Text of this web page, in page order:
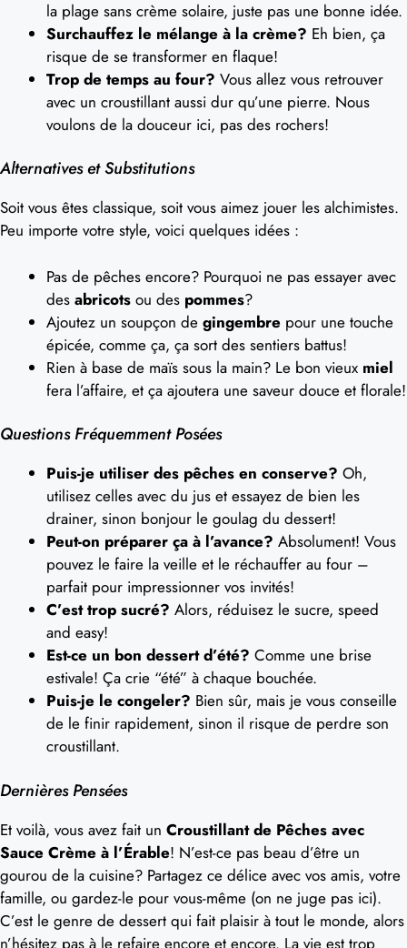
la plage sans crème solaire, juste pas une bonne idée.
Surchauffez le mélange à la crème? Eh bien, ça
risque de se transformer en flaque!
Trop de temps au four? Vous allez vous retrouver
avec un croustillant aussi dur qu’une pierre. Nous
voulons de la douceur ici, pas des rochers!
Alternatives et Substitutions
Soit vous êtes classique, soit vous aimez jouer les alchimistes.
Peu importe votre style, voici quelques idées :
Pas de pêches encore? Pourquoi ne pas essayer avec
des abricots ou des pommes?
Ajoutez un soupçon de gingembre pour une touche
épicée, comme ça, ça sort des sentiers battus!
Rien à base de maïs sous la main? Le bon vieux miel
fera l’affaire, et ça ajoutera une saveur douce et florale!
Questions Fréquemment Posées
Puis-je utiliser des pêches en conserve? Oh,
utilisez celles avec du jus et essayez de bien les
drainer, sinon bonjour le goulag du dessert!
Peut-on préparer ça à l’avance? Absolument! Vous
pouvez le faire la veille et le réchauffer au four –
parfait pour impressionner vos invités!
C’est trop sucré? Alors, réduisez le sucre, speed
and easy!
Est-ce un bon dessert d’été? Comme une brise
estivale! Ça crie “été” à chaque bouchée.
Puis-je le congeler? Bien sûr, mais je vous conseille
de le finir rapidement, sinon il risque de perdre son
croustillant.
Dernières Pensées
Et voilà, vous avez fait un Croustillant de Pêches avec
Sauce Crème à l’Érable! N’est-ce pas beau d’être un
gourou de la cuisine? Partagez ce délice avec vos amis, votre
famille, ou gardez-le pour vous-même (on ne juge pas ici).
C’est le genre de dessert qui fait plaisir à tout le monde, alors
n’hésitez pas à le refaire encore et encore. La vie est trop